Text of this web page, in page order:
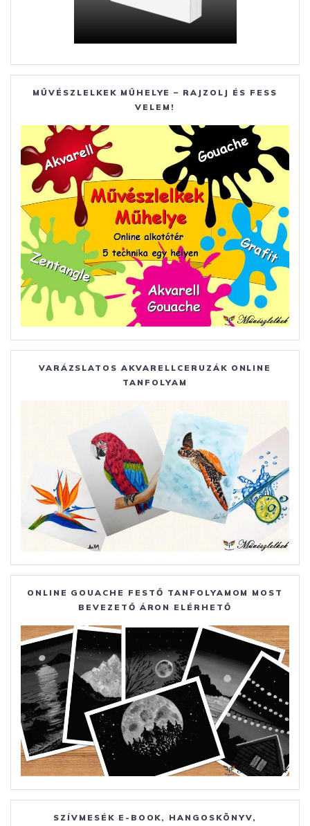
MŰVÉSZLELKEK MŰHELYE – RAJZOLJ ÉS FESS
VELEM!
VARÁZSLATOS AKVARELLCERUZÁK ONLINE
TANFOLYAM
ONLINE GOUACHE FESTŐ TANFOLYAMOM MOST
BEVEZETŐ ÁRON ELÉRHETŐ
SZÍVMESÉK E-BOOK, HANGOSKÖNYV,